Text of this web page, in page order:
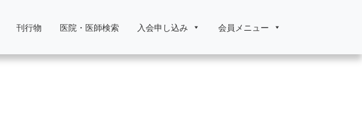
刊行物 医院・医師検索 入会申し込み 会員メニュー